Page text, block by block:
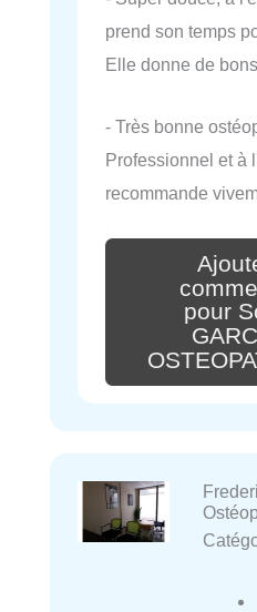
prend son temps
Elle donne de
- Très bonne
Professionnel et à
recommande
pour